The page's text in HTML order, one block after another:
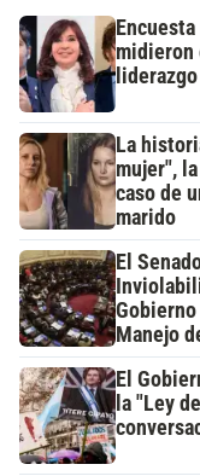
midieron
La
mujer",
caso de
marido
El
Gobierno
Manejo
El
la "Ley